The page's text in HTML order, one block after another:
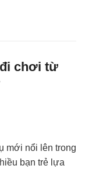
chơi từ
mới nổi lên trong
bạn trẻ lựa